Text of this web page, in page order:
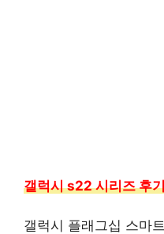
갤럭시 s22 시리즈 후
갤럭시 플래그십 스마